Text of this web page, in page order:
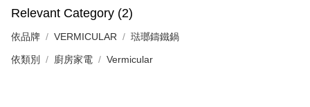
Relevant Category (2)
依品牌 VERMICULAR 琺瑯鑄鐵鍋
依類別 廚房家電 Vermicular